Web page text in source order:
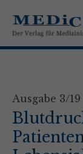
Ausgabe 3/19